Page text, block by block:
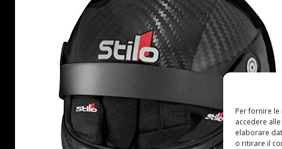
Per fornire
accedere
elaborare
o ritirare il